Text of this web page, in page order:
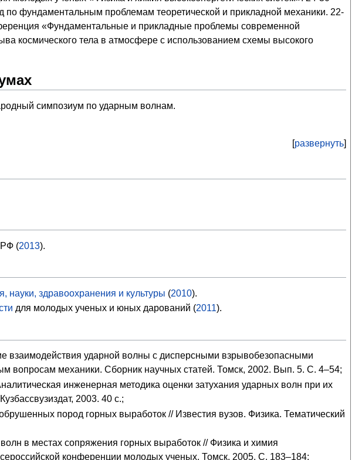
по фундаментальным проблемам теоретической и прикладной механики. 22-
«Фундаментальные и прикладные проблемы современной
космического тела в атмосфере с использованием схемы высокого
симпозиум по ударным волнам.
развернуть
РФ (2013).
науки, здравоохранения и культуры (2010).
для молодых ученых и юных дарований (2011).
ударной волны с дисперсными взрывобезопасными
вопросам механики. Сборник научных статей. Томск, 2002. Вып. 5. С. 4–54;
инженерная методика оценки затухания ударных волн при их
2003. 40 с.;
пород горных выработок // Известия вузов. Физика. Тематический
в местах сопряжения горных выработок // Физика и химия
конференции молодых ученых. Томск, 2005. С. 183–184;